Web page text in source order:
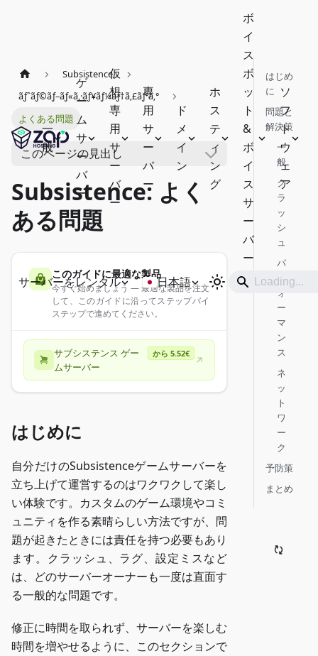
一
般
ゲ
ー
ム
サ
ー
バ
ー
仮
想
専
用
サ
ー
バ
ー
専
用
サ
ー
バ
ー
ド
メ
イ
ン
ホ
ス
テ
ィ
ン
グ
ボ
イ
ス
ボ
ッ
ト
&
ボ
イ
ス
サ
ー
バ
ー
ソ
フ
ト
ウ
ェ
ア
サーバーをレンタル 日本語
Subsistence
ãƒˆãƒ©ãƒ–ãƒ«ã‚·ãƒ¥ãƒ¼ãƒ†ã‚£ãƒ³ã‚°
よくある問題
このページの見出し
Subsistence: よく
ある問題
このガイドに最適な製品
今すぐ始めましょう — 最適な製品を注文
して、このガイドに沿ってステップバイ
ステップで進めてください。
サブシステンス ゲー
ムサーバー
から 5.52€
はじめに
自分だけのSubsistenceゲームサーバーを
立ち上げて運営するのはワクワクして楽し
い体験です。カスタムのゲーム環境やコミ
ュニティを作る素晴らしい方法ですが、問
題が起きたときには責任を持つ必要もあり
ます。クラッシュ、ラグ、設定ミスなど
は、どのサーバーオーナーも一度は直面す
る一般的な問題です。
修正に時間を取られず、サーバーを楽しむ
時間を増やせるように、このセクションで
はじめ
に
問題と
解決策
一
般
ク
ラ
ッ
シ
ュ
パ
フ
ォ
ー
マ
ン
ス
ネ
ッ
ト
ワ
ー
ク
予防策
まとめ